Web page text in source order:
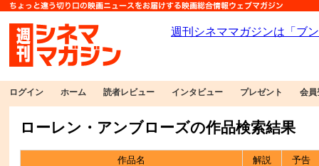
ログイン ホーム 読者レビュー インタビュー プレゼント 会員
ローレン・アンブローズの作品検索結果
作品名 解説 予告